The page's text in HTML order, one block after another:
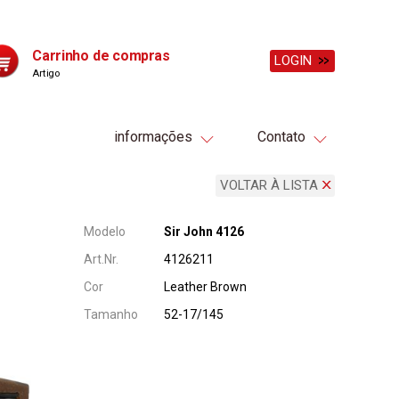
Carrinho de compras
Artigo
LOGIN
informações Contato
VOLTAR À LISTA
Modelo
Sir John 4126
Art.Nr.
4126211
Cor
Leather Brown
Tamanho
52-17/145